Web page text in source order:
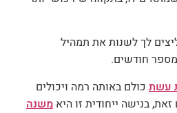
לך לשנות את תמהיל
חודשים.
עשתכולם באותה רמה ויכולים
בנישה ייחודית זו היא משנה